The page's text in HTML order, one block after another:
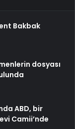
Bakbak
dosyası
ABD, bir
Camii’nde